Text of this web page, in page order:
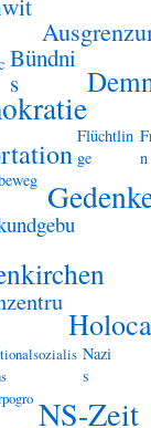
Bündni
s
Flüchtlin
ge
n
Nazi
s
NS-Zeit